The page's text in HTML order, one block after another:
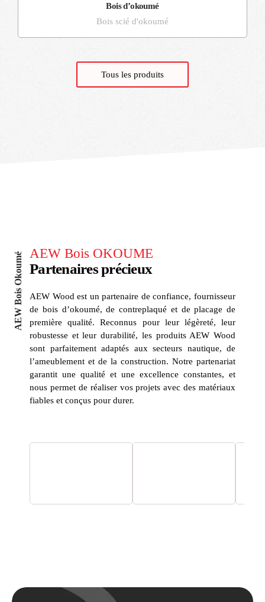
Bois scié d'okoumé
Bois d’okoumé
Tous les produits
AEW Bois OKOUME
Partenaires précieux
AEW Bois Okoumé
AEW Wood est un partenaire de confiance, fournisseur
de bois d’okoumé, de contreplaqué et de placage de
première qualité. Reconnus pour leur légèreté, leur
robustesse et leur durabilité, les produits AEW Wood
sont parfaitement adaptés aux secteurs nautique, de
l’ameublement et de la construction. Notre partenariat
garantit une qualité et une excellence constantes, et
nous permet de réaliser vos projets avec des matériaux
fiables et conçus pour durer.